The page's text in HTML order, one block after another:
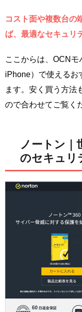
コスト面や複数台の
ば、最適なセキュリ
ここからは、OCN
iPhone）で使えるお
ます。安く買う方法
ので合わせてご覧く
ノートン｜
のセキュリ